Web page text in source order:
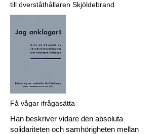
till överståthållaren Skjöldebrand
Få vågar ifrågasätta
Han beskriver vidare den absoluta
solidariteten och samhörigheten mellan